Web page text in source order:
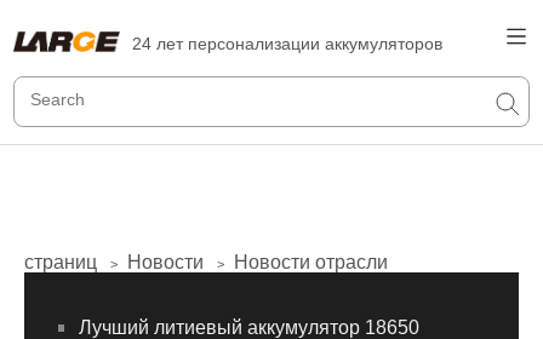
24 лет персонализации аккумуляторов
страниц > Новости > Новости отрасли
Лучший литиевый аккумулятор 18650